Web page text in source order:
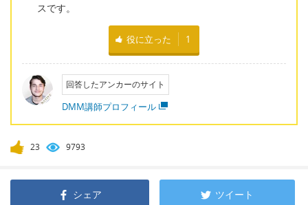
スです。
役に立った 1
回答したアンカーのサイト
DMM講師プロフィール
23 9793
シェア ツイート